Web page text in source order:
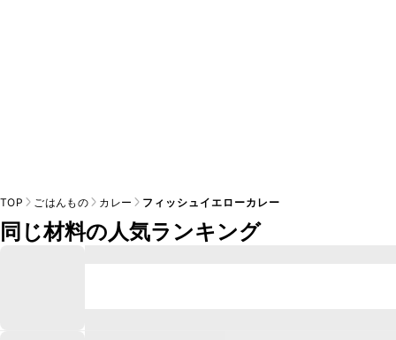
TOP ごはんもの カレー フィッシュイエローカレー
同じ材料の人気ランキング